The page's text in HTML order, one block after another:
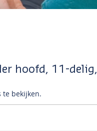
hoofd, 11-delig,
te bekijken.